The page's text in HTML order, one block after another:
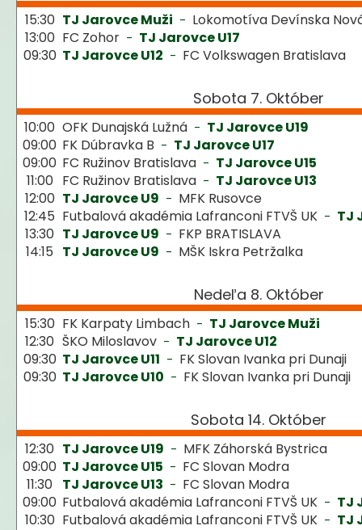
15:30 TJ Jarovce Muži - Lokomotíva Devínska
13:00 FC Zohor - TJ Jarovce U17
09:30 TJ Jarovce U12 - FC Volkswagen Bratislava
Sobota 7. Október
10:00 OFK Dunajská Lužná - TJ Jarovce U19
09:00 FK Dúbravka B - TJ Jarovce U17
09:00 FC Ružinov Bratislava - TJ Jarovce U15
11:00 FC Ružinov Bratislava - TJ Jarovce U13
12:00 TJ Jarovce U9 - MFK Rusovce
12:45 Futbalová akadémia Lafranconi FTVŠ UK - TJ
13:30 TJ Jarovce U9 - FKP BRATISLAVA
14:15 TJ Jarovce U9 - MŠK Iskra Petržalka
Nedeľa 8. Október
15:30 FK Karpaty Limbach - TJ Jarovce Muži
12:30 ŠKO Miloslavov - TJ Jarovce U12
09:30 TJ Jarovce U11 - FK Slovan Ivanka pri Dunaji
09:30 TJ Jarovce U10 - FK Slovan Ivanka pri Dunaji
Sobota 14. Október
12:30 TJ Jarovce U19 - MFK Záhorská Bystrica
09:00 TJ Jarovce U15 - FC Slovan Modra
11:30 TJ Jarovce U13 - FC Slovan Modra
09:00 Futbalová akadémia Lafranconi FTVŠ UK - TJ
10:30 Futbalová akadémia Lafranconi FTVŠ UK - TJ